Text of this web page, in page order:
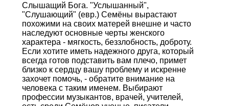
Слышащий Бога. "Услышанный",
"Слушающий" (евр.) Семёны вырастают
похожими на своих матерей внешне и часто
наследуют основные черты женского
характера - мягкость, беззлобность, доброту.
Если хотите иметь надежного друга, который
всегда готов подставить вам плечо, примет
близко к сердцу вашу проблему и искренне
захочет помочь, - обратите внимание на
человека с таким именем. Выбирают
профессии музыкантов, врачей, учителей,